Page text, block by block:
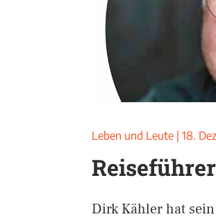
Leben und Leute 18.
Dirk Kähler hat